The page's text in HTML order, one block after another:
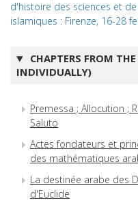
d'histoire des sciences et
islamiques : Firenze, 16-28
CHAPTERS FROM
INDIVIDUALLY)
Premessa ; Allocution ;
Saluto
Actes fondateurs et
des mathématiques
La destinée arabe des
d'Euclide